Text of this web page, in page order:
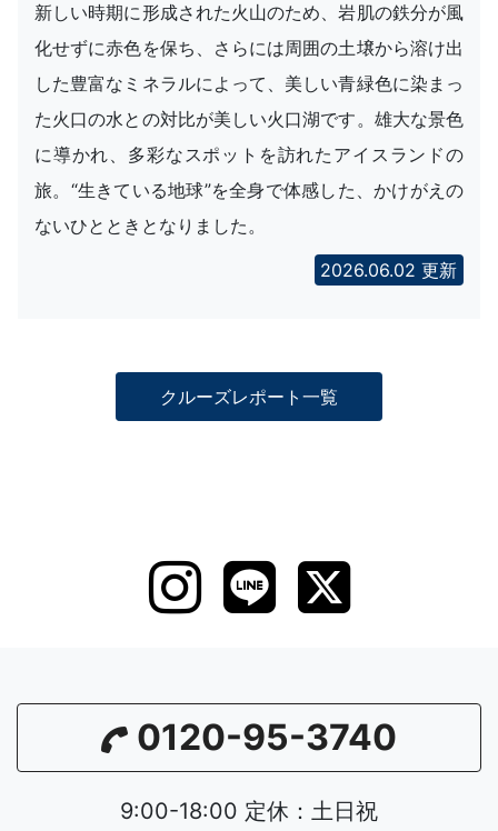
新しい時期に形成された火山のため、岩肌の鉄分が風
化せずに赤色を保ち、さらには周囲の土壌から溶け出
した豊富なミネラルによって、美しい青緑色に染まっ
た火口の水との対比が美しい火口湖です。雄大な景色
に導かれ、多彩なスポットを訪れたアイスランドの
旅。“生きている地球”を全身で体感した、かけがえの
ないひとときとなりました。
2026.06.02 更新
クルーズレポート一覧
0120-95-3740
9:00-18:00 定休：土日祝